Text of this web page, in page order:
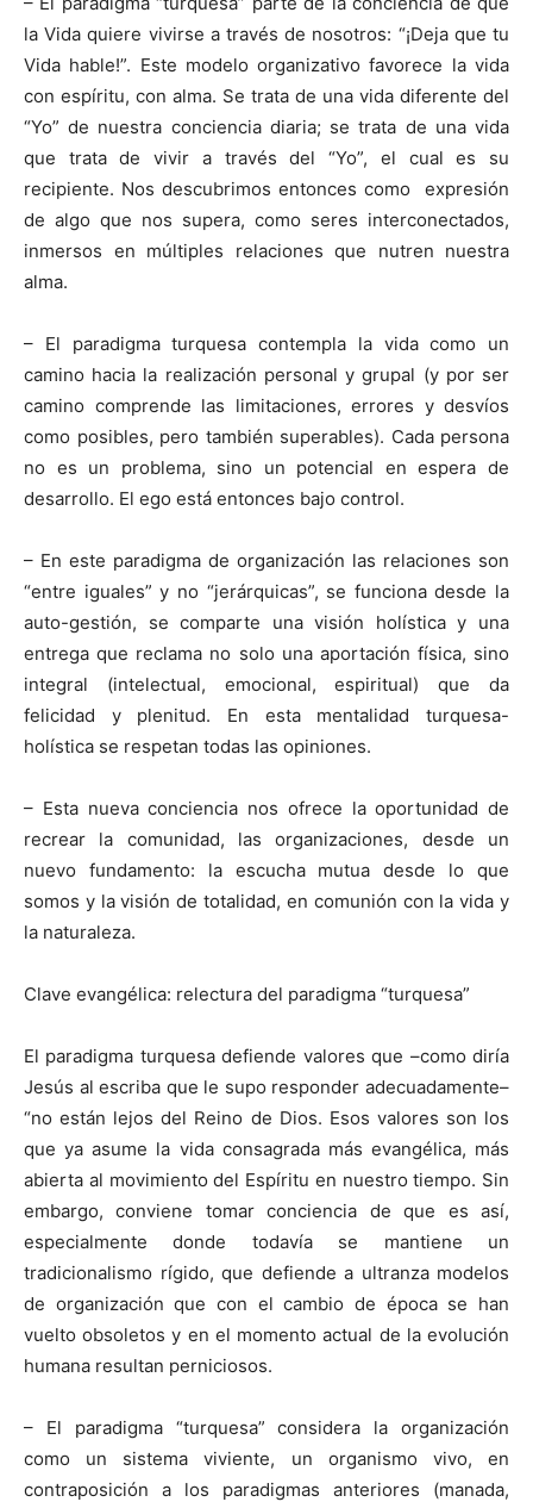
la Vida quiere vivirse a través de nosotros: “¡Deja que tu
Vida hable!”. Este modelo organizativo favorece la vida
con espíritu, con alma. Se trata de una vida diferente del
“Yo” de nuestra conciencia diaria; se trata de una vida
que trata de vivir a través del “Yo”, el cual es su
recipiente. Nos descubrimos entonces como expresión
de algo que nos supera, como seres interconectados,
inmersos en múltiples relaciones que nutren nuestra
alma.
– El paradigma turquesa contempla la vida como un
camino hacia la realización personal y grupal (y por ser
camino comprende las limitaciones, errores y desvíos
como posibles, pero también superables). Cada persona
no es un problema, sino un potencial en espera de
desarrollo. El ego está entonces bajo control.
– En este paradigma de organización las relaciones son
“entre iguales” y no “jerárquicas”, se funciona desde la
auto-gestión, se comparte una visión holística y una
entrega que reclama no solo una aportación física, sino
integral (intelectual, emocional, espiritual) que da
felicidad y plenitud. En esta mentalidad turquesa-
holística se respetan todas las opiniones.
– Esta nueva conciencia nos ofrece la oportunidad de
recrear la comunidad, las organizaciones, desde un
nuevo fundamento: la escucha mutua desde lo que
somos y la visión de totalidad, en comunión con la vida y
la naturaleza.
Clave evangélica: relectura del paradigma “turquesa”
El paradigma turquesa defiende valores que –como diría
Jesús al escriba que le supo responder adecuadamente–
“no están lejos del Reino de Dios. Esos valores son los
que ya asume la vida consagrada más evangélica, más
abierta al movimiento del Espíritu en nuestro tiempo. Sin
embargo, conviene tomar conciencia de que es así,
especialmente donde todavía se mantiene un
tradicionalismo rígido, que defiende a ultranza modelos
de organización que con el cambio de época se han
vuelto obsoletos y en el momento actual de la evolución
humana resultan perniciosos.
– El paradigma “turquesa” considera la organización
como un sistema viviente, un organismo vivo, en
contraposición a los paradigmas anteriores (manada,